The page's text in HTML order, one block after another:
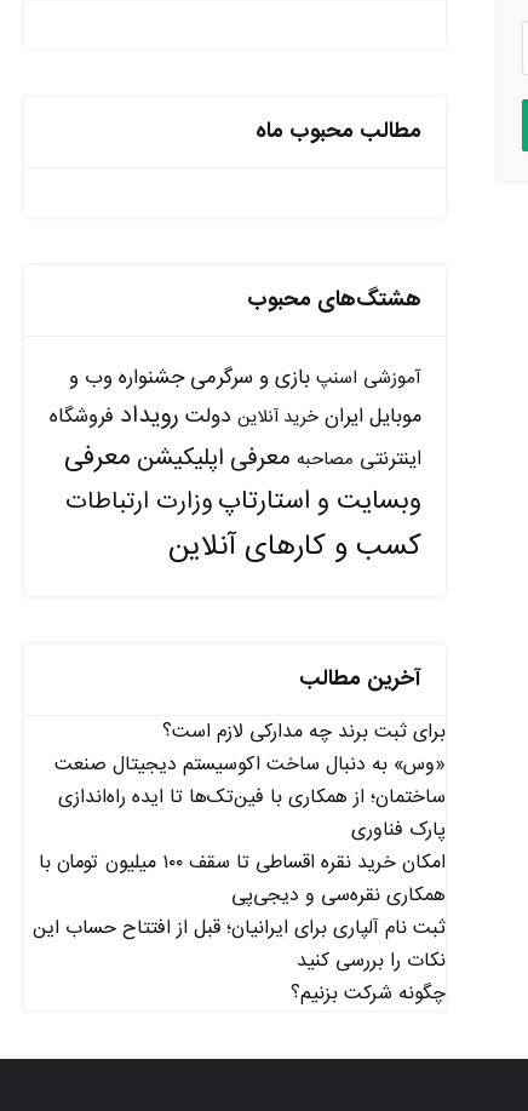
مطالب محبوب ماه
هشتگ‌های محبوب
آموزشی اسنپ بازی و سرگرمی جشنواره وب و
موبایل ایران خرید آنلاین دولت رویداد فروشگاه
اینترنتی مصاحبه معرفی اپلیکیشن معرفی
وبسایت و استارتاپوزارت ارتباطات
کسب و کارهای آنلاین
آخرین مطالب
برای ثبت برند چه مدارکی لازم است؟
«وس» به دنبال ساخت اکوسیستم دیجیتال صنعت
ساختمان؛ از همکاری با فین‌تک‌ها تا ایده راه‌اندازی
پارک فناوری
امکان خرید نقره اقساطی تا سقف ۱۰۰ میلیون تومان با
همکاری نقره‌سی و دیجی‌پی
ثبت نام آلپاری برای ایرانیان؛ قبل از افتتاح حساب این
نکات را بررسی کنید
چگونه شرکت بزنیم؟